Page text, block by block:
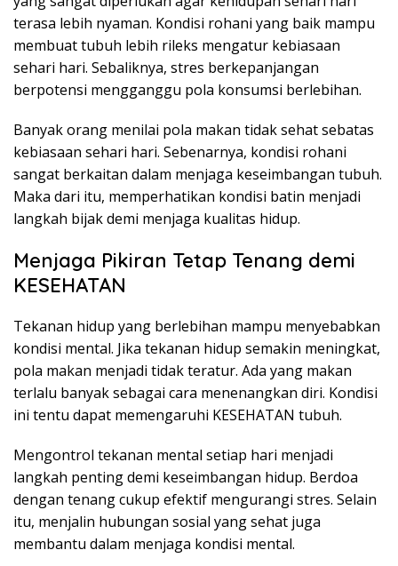
terasa lebih nyaman. Kondisi rohani yang baik mampu
membuat tubuh lebih rileks mengatur kebiasaan
sehari hari. Sebaliknya, stres berkepanjangan
berpotensi mengganggu pola konsumsi berlebihan.
Banyak orang menilai pola makan tidak sehat sebatas
kebiasaan sehari hari. Sebenarnya, kondisi rohani
sangat berkaitan dalam menjaga keseimbangan tubuh.
Maka dari itu, memperhatikan kondisi batin menjadi
langkah bijak demi menjaga kualitas hidup.
Menjaga Pikiran Tetap Tenang demi
KESEHATAN
Tekanan hidup yang berlebihan mampu menyebabkan
kondisi mental. Jika tekanan hidup semakin meningkat,
pola makan menjadi tidak teratur. Ada yang makan
terlalu banyak sebagai cara menenangkan diri. Kondisi
ini tentu dapat memengaruhi KESEHATAN tubuh.
Mengontrol tekanan mental setiap hari menjadi
langkah penting demi keseimbangan hidup. Berdoa
dengan tenang cukup efektif mengurangi stres. Selain
itu, menjalin hubungan sosial yang sehat juga
membantu dalam menjaga kondisi mental.